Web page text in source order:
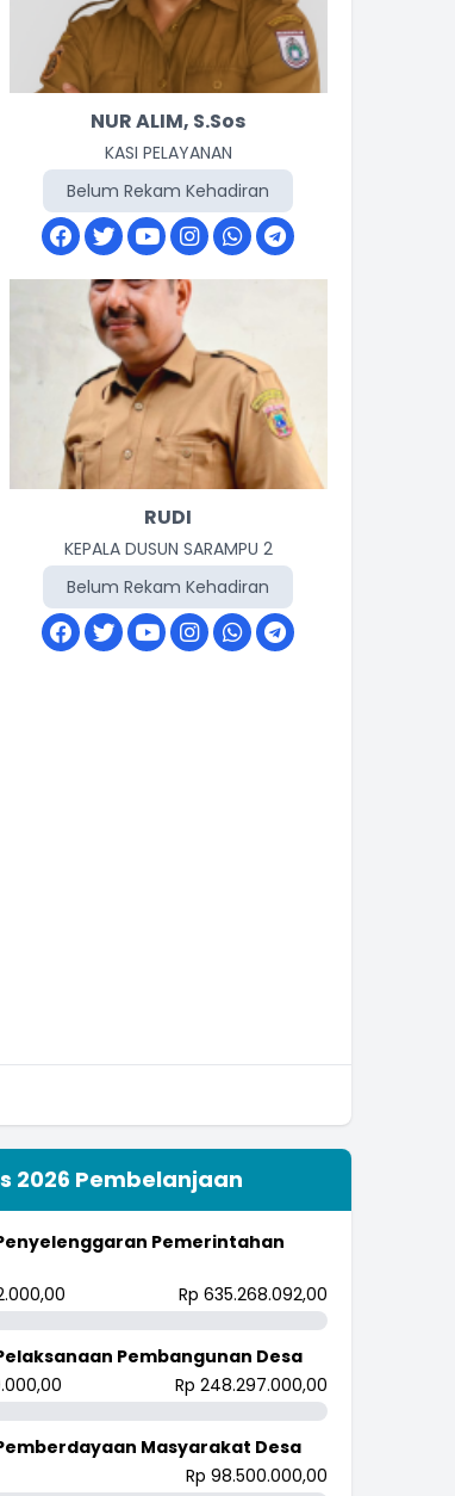
NUR ALIM, S.Sos
KASI PELAYANAN
Belum Rekam Kehadiran
RUDI
KEPALA DUSUN SARAMPU 2
Belum Rekam Kehadiran
2026 Pembelanjaan
Pemerintahan
Rp 635.268.092,00
Pembangunan Desa
Rp 248.297.000,00
Masyarakat Desa
Rp 98.500.000,00